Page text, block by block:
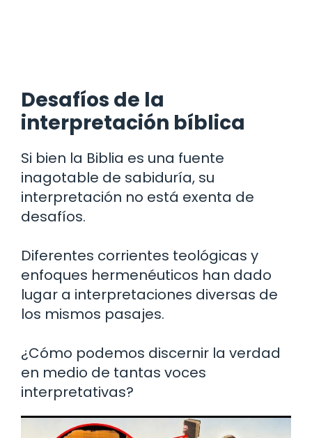
Desafíos de la
interpretación bíblica
Si bien la Biblia es una fuente
inagotable de sabiduría, su
interpretación no está exenta de
desafíos.
Diferentes corrientes teológicas y
enfoques hermenéuticos han dado
lugar a interpretaciones diversas de
los mismos pasajes.
¿Cómo podemos discernir la verdad
en medio de tantas voces
interpretativas?